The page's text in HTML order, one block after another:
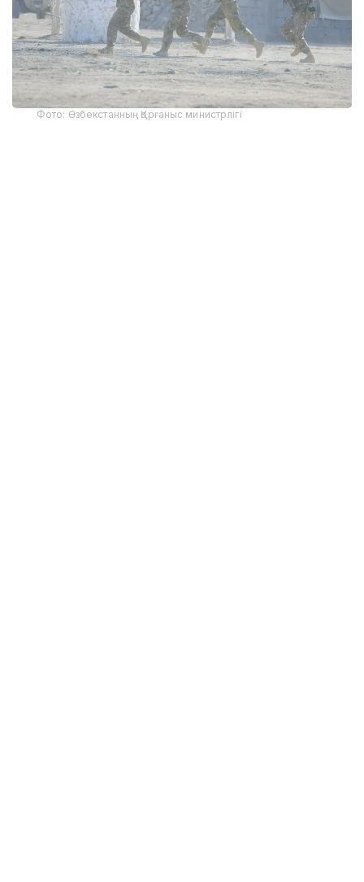
Фото: Өзбекстанның Қорғаныс министрлігі